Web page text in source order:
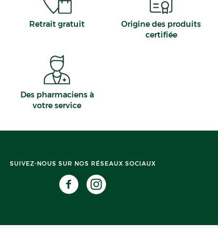
Retrait gratuit
Origine des produits
certifiée
Des pharmaciens à
votre service
SUIVEZ-NOUS SUR NOS RÉSEAUX SOCIAUX